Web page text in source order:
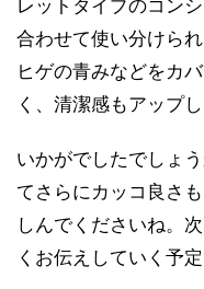
レットタイプのコン
合わせて使い分けら
ヒゲの青みなどをカ
く、清潔感もアップし
いかがでしたでしょ
てさらにカッコ良さ
しんでくださいね。
くお伝えしていく予定